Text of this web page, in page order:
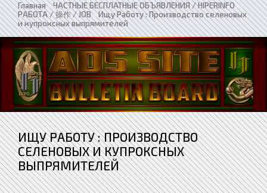
Главная»ЧАСТНЫЕ БЕСПЛАТНЫЕ ОБЪЯВЛЕНИЯ / HIPERINFO»
РАБОТА / 操作 / JOB»Ищу Работу : Производство селеновых
и купроксных выпрямителей
ИЩУ РАБОТУ : ПРОИЗВОДСТВО
СЕЛЕНОВЫХ И КУПРОКСНЫХ
ВЫПРЯМИТЕЛЕЙ